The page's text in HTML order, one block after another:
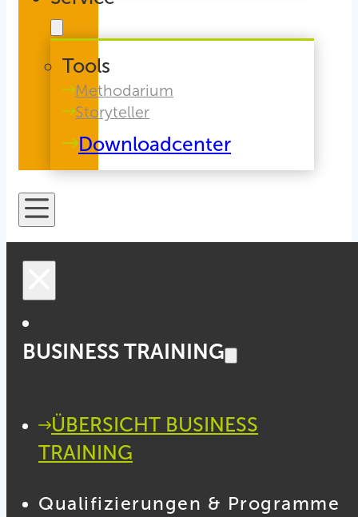
Tools
Methodarium
Storyteller
Downloadcenter
BUSINESS TRAINING
ÜBERSICHT BUSINESS
TRAINING
Qualifizierungen & Programme